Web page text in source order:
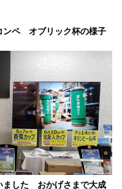
ンペ オブリック杯の様子
ました おかげさまで大成